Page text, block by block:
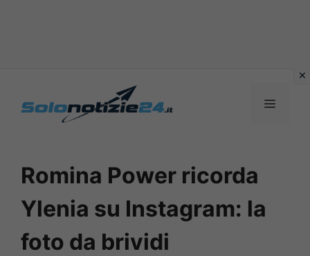
MENU
Romina Power ricorda
Ylenia su Instagram: la
foto da brividi